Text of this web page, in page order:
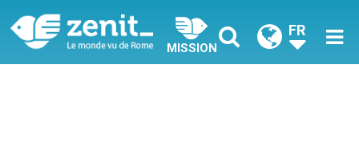
MISSION
FR